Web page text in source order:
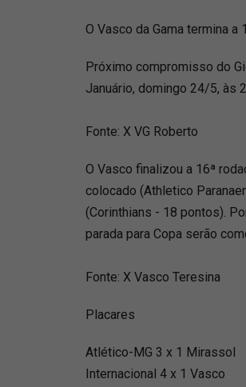
O Vasco da Gama termina
Próximo compromisso do
Januário, domingo 24/5, às
Fonte: X VG Roberto
O Vasco finalizou a 16ª
colocado (Athletico
(Corinthians - 18 pontos).
parada para Copa serão
Fonte: X Vasco Teresina
Placares
Atlético-MG 3 x 1 Mirassol
Internacional 4 x 1 Vasco